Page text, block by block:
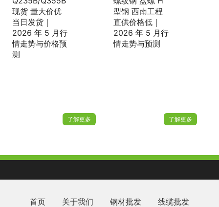
了解更多 了解更多
首页 关于我们 钢材批发 线缆批发